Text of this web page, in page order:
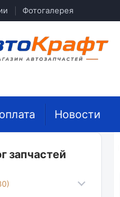
Фотогалерея
Новости
запчастей